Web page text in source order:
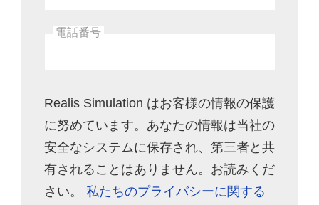
電話番号
Realis Simulation はお客様の情報の保護
に努めています。あなたの情報は当社の
安全なシステムに保存され、第三者と共
有されることはありません。お読みくだ
さい。
私たちのプライバシーに関する